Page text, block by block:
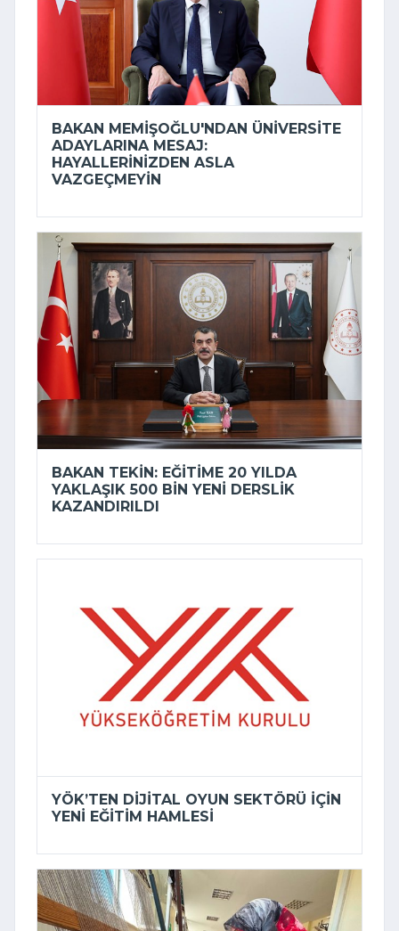
BAKAN MEMIŞOĞLU'NDAN ÜNIVERSITE
ADAYLARINA MESAJ:
HAYALLERINIZDEN ASLA
VAZGEÇMEYIN
BAKAN TEKIN: EĞITIME 20 YILDA
YAKLAŞIK 500 BIN YENI DERSLIK
KAZANDIRILDI
YÖK’TEN DIJITAL OYUN SEKTÖRÜ IÇIN
YENI EĞITIM HAMLESI